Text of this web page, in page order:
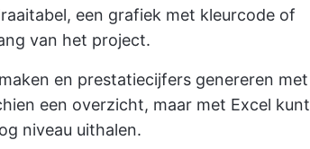
een grafiek met kleurcode of
van het project.
en prestatiecijfers genereren met
een overzicht, maar met Excel kunt
niveau uithalen.